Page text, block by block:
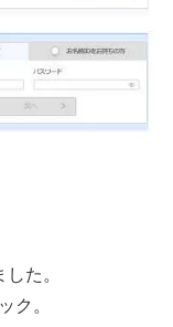
た。
ク。